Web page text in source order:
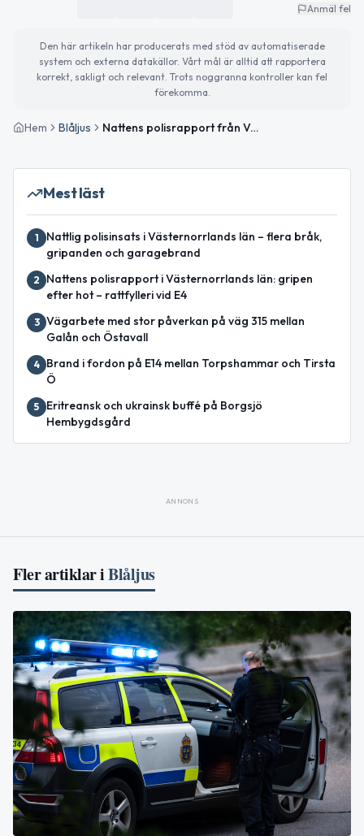
Anmäl fel
Den här artikeln har producerats med stöd av automatiserade
system och externa datakällor. Vårt mål är alltid att rapportera
korrekt, sakligt och relevant. Trots noggranna kontroller kan fel
förekomma.
Hem Blåljus Nattens polisrapport från Västernorrlands län – brand, viltolycka och trafikkontroller
Mest läst
1
Nattlig polisinsats i Västernorrlands län – flera bråk,
gripanden och garagebrand
2
Nattens polisrapport i Västernorrlands län: gripen
efter hot – rattfylleri vid E4
3 Vägarbete med stor påverkan på väg 315 mellan
Galån och Östavall
4
Brand i fordon på E14 mellan Torpshammar och Tirsta
Ö
5
Eritreansk och ukrainsk buffé på Borgsjö
Hembygdsgård
ANNONS
Fler artiklar iBlåljus